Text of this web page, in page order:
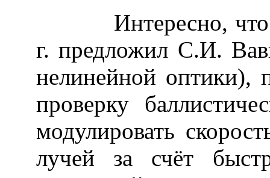
Интересно, что
г. предложил С.И.
нелинейной оптики),
проверку
модулировать
лучей за счёт